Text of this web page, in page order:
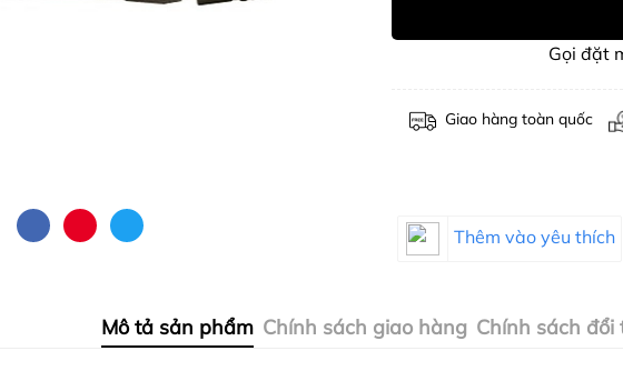
Gọi đặt
Giao hàng toàn quốc
Thêm vào yêu thích
Mô tả sản phẩm Chính sách giao hàng Chính sách đổi